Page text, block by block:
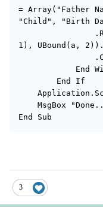
= Array("Father
"Child", "Birth
                .Range("A2").Resize(UBound(a,
1), UBound(a,
                .Columns.AutoFit
            End With
        End If
    Application.ScreenUpdating = True
    MsgBox "Done...", 64, "LionHeart"
End Sub
3